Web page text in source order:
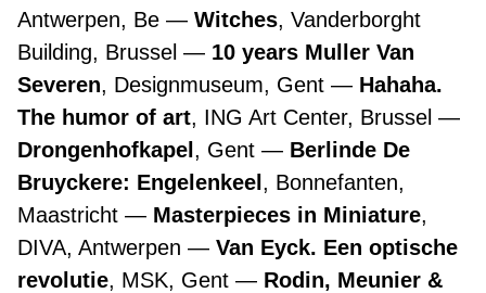
Antwerpen, Be
Witches, Vanderborght
Building, Brussel
10 years Muller Van
Severen, Designmuseum, Gent
Hahaha.
The humor of art, ING Art Center, Brussel
Drongenhofkapel , Gent
Berlinde De
Bruyckere: Engelenkeel , Bonnefanten,
Maastricht
Masterpieces in Miniature,
DIVA, Antwerpen
Van Eyck. Een optische
revolutie, MSK, Gent
Rodin, Meunier &